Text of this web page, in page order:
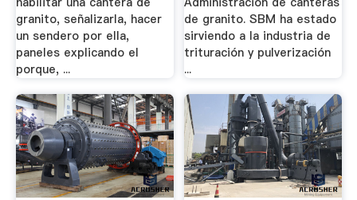
granito, señalizarla, hacer
un sendero por ella,
paneles explicando el
porque, ...
de granito. SBM ha estado
sirviendo a la industria de
trituración y pulverización
...